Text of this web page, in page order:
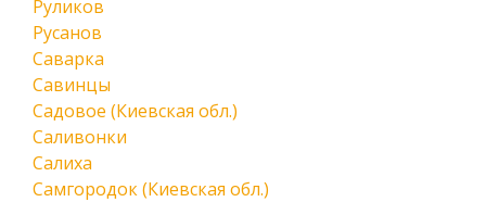
Руликов
Русанов
Саварка
Савинцы
Садовое (Киевская обл.)
Саливонки
Салиха
Самгородок (Киевская обл.)